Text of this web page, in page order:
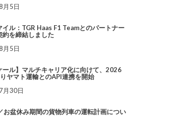
月5日
イル：TGR Haas F1 Teamとのパートナー
約を締結しました
月5日
ール】マルチキャリア化に向けて、2026
ヤマト運輸とのAPI連携を開始
月30日
お盆休み期間の貨物列車の運転計画につい